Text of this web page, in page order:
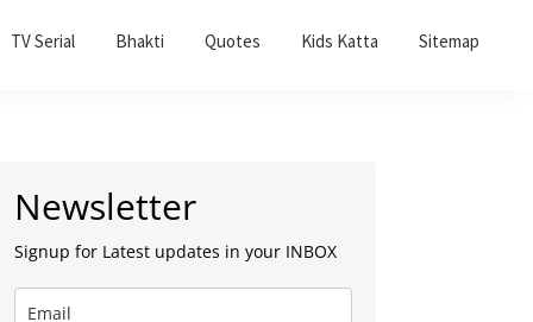
TV Serial Bhakti Quotes Kids Katta Sitemap
Sidebar
Newsletter
Signup for Latest updates in your INBOX